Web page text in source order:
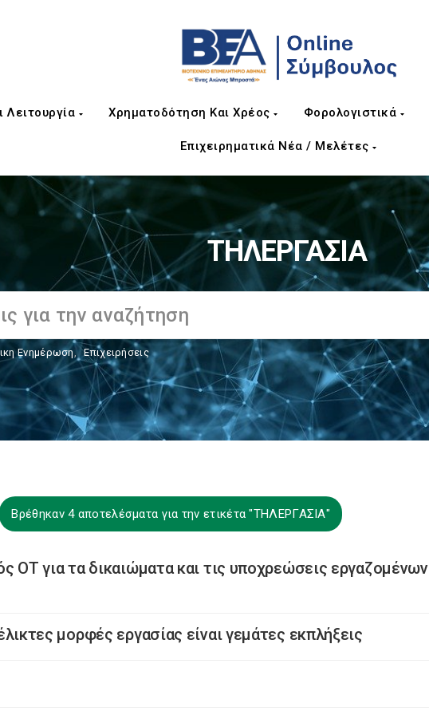
Λειτουργία Χρηματοδότηση Και Χρέος Φορολογιστικά
Επιχειρηματικά Νέα / Μελέτες
ΤΗΛΕΡΓΑΣΙΑ
Ενημέρωση, Επιχειρήσεις
Βρέθηκαν 4 αποτελέσματα για την ετικέτα "ΤΗΛΕΡΓΑΣΙΑ"
ΟΤ για τα δικαιώματα και τις υποχρεώσεις εργαζομένων
μορφές εργασίας είναι γεμάτες εκπλήξεις